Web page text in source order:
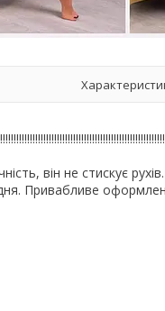
він не стискує
Привабливе